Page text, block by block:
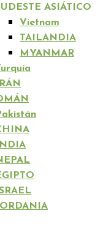
ASIÁTICO
Vietnam
TAILANDIA
MYANMAR
IRÁN
INDIA